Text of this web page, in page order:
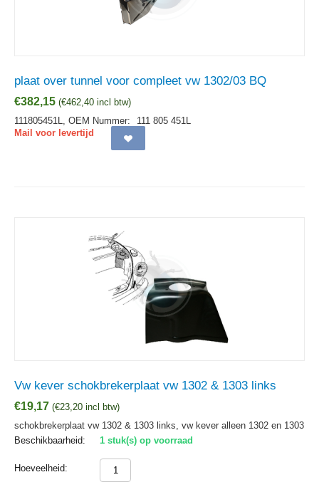
plaat over tunnel voor compleet vw 1302/03 BQ
€382,15 (€462,40 incl btw)
111805451L, OEM Nummer:
111 805 451L
Mail voor levertijd
Vw kever schokbrekerplaat vw 1302 & 1303 links
€19,17 (€23,20 incl btw)
schokbrekerplaat vw 1302 & 1303 links, vw kever alleen 1302 en 1303
Beschikbaarheid:
1 stuk(s) op voorraad
Hoeveelheid: